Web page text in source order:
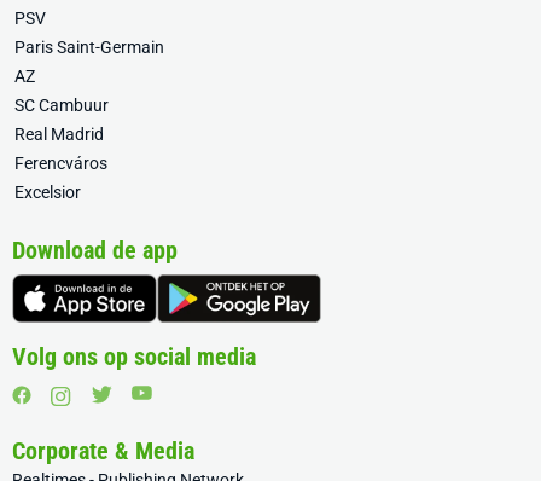
PSV
Paris Saint-Germain
AZ
SC Cambuur
Real Madrid
Ferencváros
Excelsior
Download de app
Volg ons op social media
Corporate & Media